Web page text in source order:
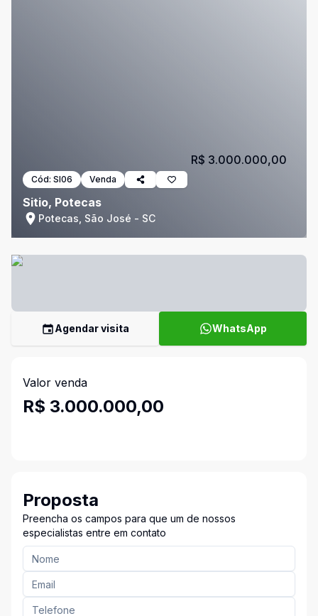
Cód: SI06 Venda
Sitio, Potecas
Potecas, São José - SC
R$ 3.000.000,00
Agendar visita WhatsApp
Valor venda
R$ 3.000.000,00
Proposta
Preencha os campos para que um de nossos
especialistas entre em contato